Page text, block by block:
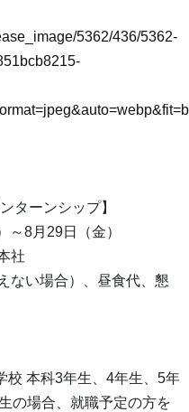
5362/436/5362-
ターンシップ】
～8月29日（金）
社
ない場合）、昼食代、懇
校 本科3年生、4年生、5年
の場合、就職予定の方を